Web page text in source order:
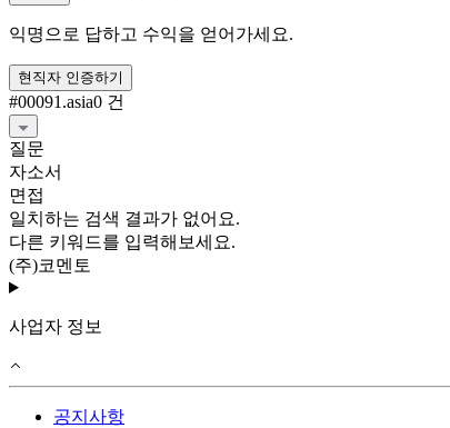
익명으로 답하고 수익을 얻어가세요.
현직자 인증하기
#00091.asia0 건
질문
자소서
면접
일치하는 검색 결과가 없어요.
다른 키워드를 입력해보세요.
(주)코멘토
사업자 정보
공지사항